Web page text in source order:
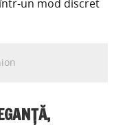
un mod discret